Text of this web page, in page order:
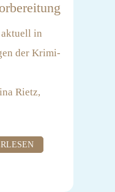
in
der Krimi-
Rietz,